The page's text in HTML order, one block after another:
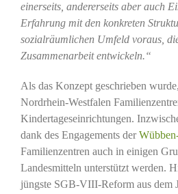
einerseits, andererseits aber auch
Erfahrung mit den konkreten
sozialräumlichen Umfeld voraus,
Zusammenarbeit entwickeln.“
Als das Konzept geschrieben
Nordrhein-Westfalen
Kindertageseinrichtungen.
dank des Engagements der
Familienzentren auch in einigen
Landesmitteln unterstützt werden.
jüngste SGB-VIII-Reform aus dem